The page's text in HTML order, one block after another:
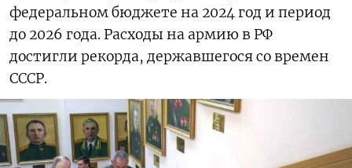
федеральном бюджете на 2024 год и период
до 2026 года. Расходы на армию в РФ
достигли рекорда, державшегося со времен
СССР.